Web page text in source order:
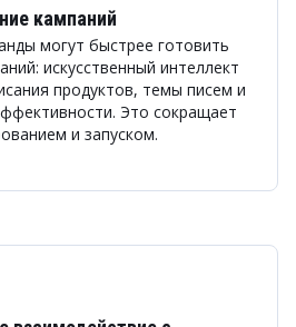
кампаний
могут быстрее готовить
искусственный интеллект
продуктов, темы писем и
Это сокращает
и запуском.